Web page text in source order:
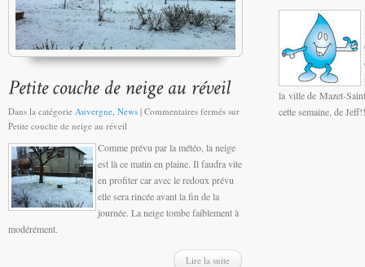
Dans la catégorie Auvergne News | Commentaires fermés sur
Petite couche de neige au réveil
Comme prévu par la météo, la neige
est là ce matin en plaine. Il faudra vite
en profiter car avec le redoux prévu
elle sera rincée avant la fin de la
journée. La neige tombe faiblement à
modérément.
Lire la suite
la ville de Mazet-
cette semaine, de